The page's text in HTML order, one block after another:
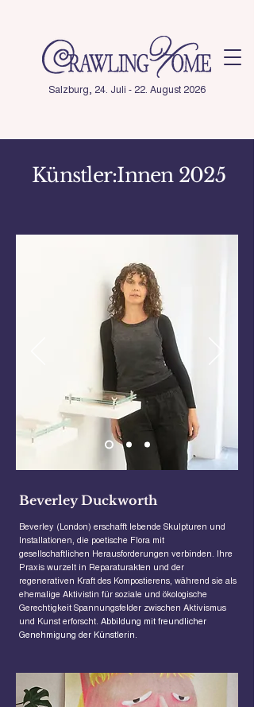
Salzburg, 24. Juli - 22. August 2026
Künstler:Innen 2025
Beverley Duckworth
Beverley (London) erschafft lebende Skulpturen und
Installationen, die poetische Flora mit
gesellschaftlichen Herausforderungen verbinden. Ihre
Praxis wurzelt in Reparaturakten und der
regenerativen Kraft des Kompostierens, während sie als
ehemalige Aktivistin für soziale und ökologische
Gerechtigkeit Spannungsfelder zwischen Aktivismus
und Kunst erforscht. Abbildung mit freundlicher
Genehmigung der Künstlerin.